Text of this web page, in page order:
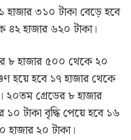
৩১০ টাকা বেড়ে হবে
হাজার ৬২০ টাকা।
৮ হাজার ৫০০ থেকে ২০
হয়ে হবে ১৭ হাজার থেকে
২০তম গ্রেডের ৮ হাজার
টাকা বৃদ্ধি পেয়ে হবে ১৬
২০ টাকা।